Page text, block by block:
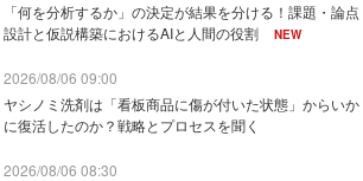
「何を分析するか」の決定が結果を分ける！課題・論点
設計と仮説構築におけるAIと人間の役割
NEW
2026/08/06 09:00
ヤシノミ洗剤は「看板商品に傷が付いた状態」からいか
に復活したのか？戦略とプロセスを聞く
2026/08/06 08:30